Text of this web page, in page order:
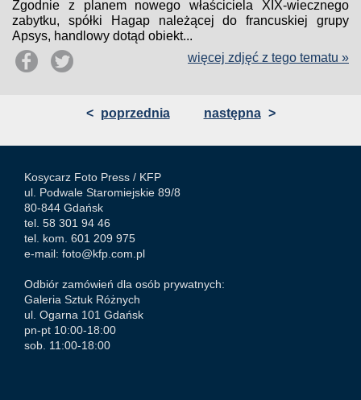
Zgodnie z planem nowego właściciela XIX-wiecznego
zabytku, spółki Hagap należącej do francuskiej grupy
Apsys, handlowy dotąd obiekt...
więcej zdjęć z tego tematu »
< poprzednia następna >
Kosycarz Foto Press / KFP
ul. Podwale Staromiejskie 89/8
80-844 Gdańsk
tel. 58 301 94 46
tel. kom. 601 209 975
e-mail: foto@kfp.com.pl
Odbiór zamówień dla osób prywatnych:
Galeria Sztuk Różnych
ul. Ogarna 101 Gdańsk
pn-pt 10:00-18:00
sob. 11:00-18:00